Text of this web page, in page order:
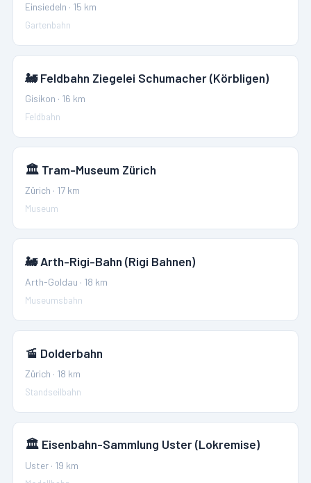
Einsiedeln · 15 km
Gartenbahn
🚂 Feldbahn Ziegelei Schumacher (Körbligen)
Gisikon · 16 km
Feldbahn
🏛️ Tram-Museum Zürich
Zürich · 17 km
Museum
🚂 Arth-Rigi-Bahn (Rigi Bahnen)
Arth-Goldau · 18 km
Museumsbahn
🚡 Dolderbahn
Zürich · 18 km
Standseilbahn
🏛️ Eisenbahn-Sammlung Uster (Lokremise)
Uster · 19 km